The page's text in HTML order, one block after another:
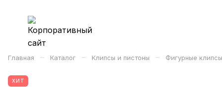
Главная – Каталог – Клипсы и пистоны – Фигурные
ХИТ